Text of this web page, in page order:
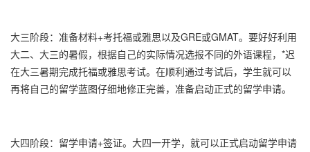
大三阶段：准备材料+考托福或雅思以及GRE或GMAT。要好好利用
大二、大三的暑假，根据自己的实际情况选报不同的外语课程，*迟
在大三暑期完成托福或雅思考试。在顺利通过考试后，学生就可以
再将自己的留学蓝图仔细地修正完善，准备启动正式的留学申请。
大四阶段：留学申请+签证。大四一开学，就可以正式启动留学申请